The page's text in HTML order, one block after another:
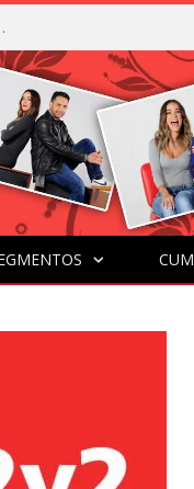
de nuestras mascotas